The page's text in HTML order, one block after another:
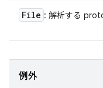
File : 解析する
例外